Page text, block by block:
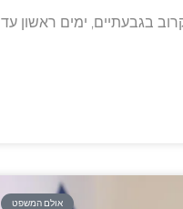
בגבעתיים, ימים ראשון עד
אולם המשפט